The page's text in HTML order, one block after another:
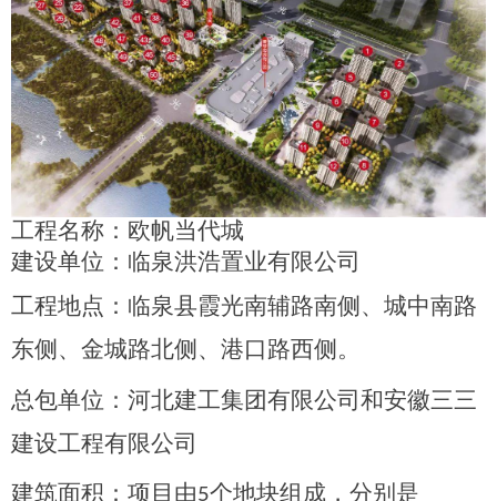
工程名称：欧帆当代城
建设单位：临泉洪浩置业有限公司
工程地点： 临泉县霞光南辅路南侧、城中南路
东侧、金城路北侧、港口路西侧。
总包单位：河北建工集团有限公司和安徽三三
建设工程有限公司
建筑面积：项目由5个地块组成，分别是